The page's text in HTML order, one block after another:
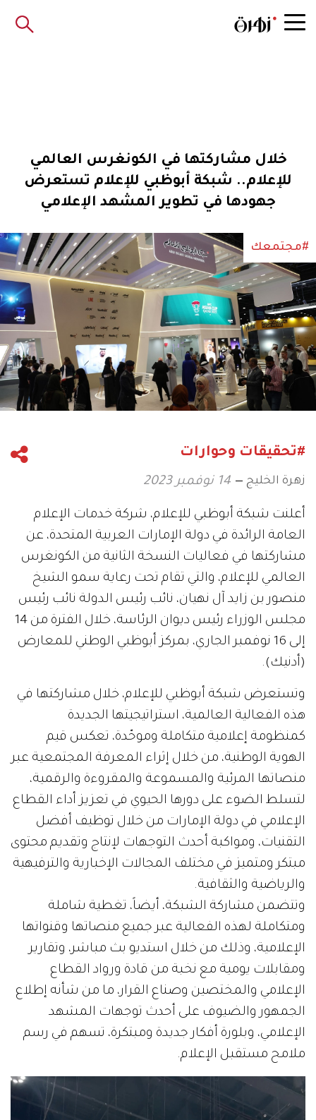
خلال مشاركتها في الكونغرس العالمي
للإعلام.. شبكة أبوظبي للإعلام تستعرض
جهودها في تطوير المشهد الإعلامي
#مجتمعك
#تحقيقات وحوارات
زهرة الخليج 14 نوفمبر 2023
أعلنت شبكة أبوظبي للإعلام، شركة خدمات الإعلام
العامة الرائدة في دولة الإمارات العربية المتحدة، عن
مشاركتها في فعاليات النسخة الثانية من الكونغرس
العالمي للإعلام، والتي تقام تحت رعاية سمو الشيخ
منصور بن زايد آل نهيان، نائب رئيس الدولة نائب رئيس
مجلس الوزراء رئيس ديوان الرئاسة، خلال الفترة من 14
إلى 16 نوفمبر الجاري، بمركز أبوظبي الوطني للمعارض
(أدنيك).
وتستعرض شبكة أبوظبي للإعلام، خلال مشاركتها في
هذه الفعالية العالمية، استراتيجيتها الجديدة
كمنظومة إعلامية متكاملة وموحّدة، تعكس قيم
الهوية الوطنية، من خلال إثراء المعرفة المجتمعية عبر
منصاتها المرئية والمسموعة والمقروءة والرقمية،
لتسلط الضوء على دورها الحيوي في تعزيز أداء القطاع
الإعلامي في دولة الإمارات من خلال توظيف أفضل
التقنيات، ومواكبة أحدث التوجهات لإنتاج وتقديم محتوى
مبتكر ومتميز في مختلف المجالات الإخبارية والترفيهية
والرياضية والثقافية.
وتتضمن مشاركة الشبكة، أيضاً، تغطية شاملة
ومتكاملة لهذه الفعالية عبر جميع منصاتها وقنواتها
الإعلامية، وذلك من خلال استديو بث مباشر، وتقارير
ومقابلات يومية مع نخبة من قادة ورواد القطاع
الإعلامي والمختصين وصناع القرار، ما من شأنه إطلاع
الجمهور والضيوف على أحدث توجهات المشهد
الإعلامي، وبلورة أفكار جديدة ومبتكرة، تسهم في رسم
ملامح مستقبل الإعلام.